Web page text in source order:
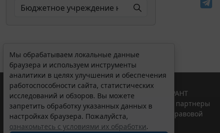
Мы обрабатываем локальные данные
браузера и используем инструменты
аналитики в целях улучшения и обеспечения
работоспособности сайта, статистических
исследований и обзоров. Вы можете
запретить обработку указанных данных в
настройках браузера. Пожалуйста,
ознакомьтесь с условиями их обработки.
© ООО "НПП "ГАРАНТ-СЕРВИС", 2026. Система ГАРАНТ
выпускается с 1990 года. Компания "Гарант" и ее партнеры
являются участниками Российской ассоциации правовой
информации ГАРАНТ.